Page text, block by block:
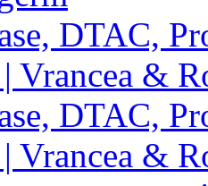
DTAC,
Vrancea &
DTAC,
Vrancea &